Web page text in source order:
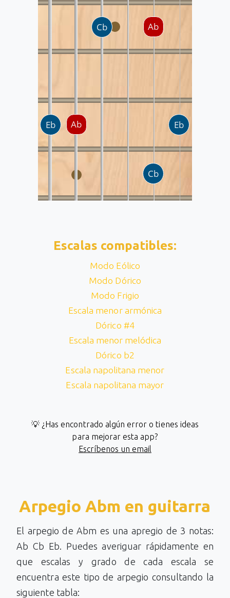
Escalas compatibles:
Modo Eólico
Modo Dórico
Modo Frigio
Escala menor armónica
Dórico #4
Escala menor melódica
Dórico b2
Escala napolitana menor
Escala napolitana mayor
💡 ¿Has encontrado algún error o tienes ideas
para mejorar esta app?
Escríbenos un email
Arpegio Abm en guitarra
El arpegio de Abm es una apregio de 3 notas:
Ab Cb Eb. Puedes averiguar rápidamente en
que escalas y grado de cada escala se
encuentra este tipo de arpegio consultando la
siguiente tabla: